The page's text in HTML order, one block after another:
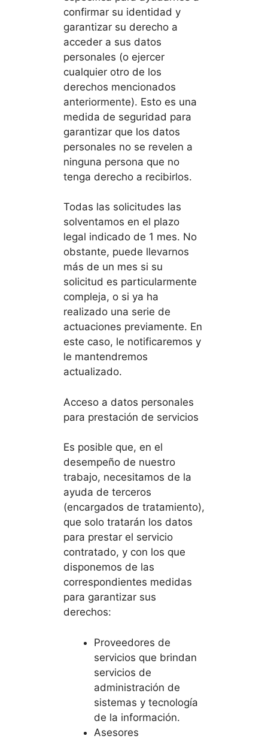
confirmar su identidad y
garantizar su derecho a
acceder a sus datos
personales (o ejercer
cualquier otro de los
derechos mencionados
anteriormente). Esto es una
medida de seguridad para
garantizar que los datos
personales no se revelen a
ninguna persona que no
tenga derecho a recibirlos.
Todas las solicitudes las
solventamos en el plazo
legal indicado de 1 mes. No
obstante, puede llevarnos
más de un mes si su
solicitud es particularmente
compleja, o si ya ha
realizado una serie de
actuaciones previamente. En
este caso, le notificaremos y
le mantendremos
actualizado.
Acceso a datos personales
para prestación de servicios
Es posible que, en el
desempeño de nuestro
trabajo, necesitamos de la
ayuda de terceros
(encargados de tratamiento),
que solo tratarán los datos
para prestar el servicio
contratado, y con los que
disponemos de las
correspondientes medidas
para garantizar sus
derechos:
Proveedores de
servicios que brindan
servicios de
administración de
sistemas y tecnología
de la información.
Asesores